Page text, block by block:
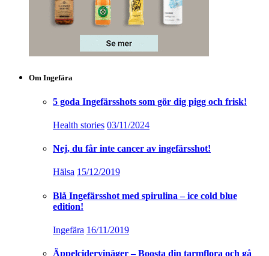
Om Ingefära
5 goda Ingefärsshots som gör dig pigg och frisk!
Health stories 03/11/2024
Nej, du får inte cancer av ingefärsshot!
Hälsa 15/12/2019
Blå Ingefärsshot med spirulina – ice cold blue
edition!
Ingefära 16/11/2019
Äppelcidervinäger – Boosta din tarmflora och gå